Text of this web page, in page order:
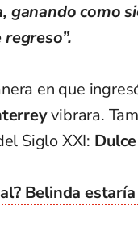
como
en que
vibrara.
Siglo XXI:
Belinda